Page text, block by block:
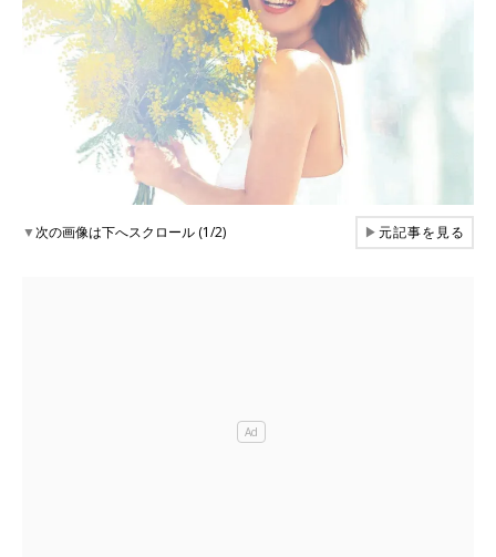
▼次の画像は下へスクロール (1/2) ▶元記事を見る